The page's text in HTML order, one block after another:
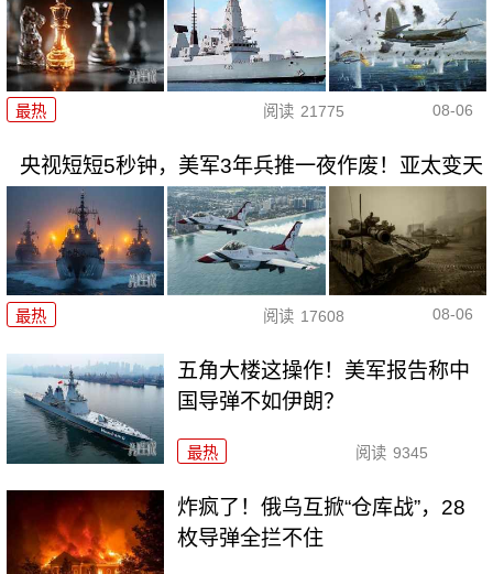
最热 阅读 21775 08-06
央视短短5秒钟，美军3年兵推一夜作废！亚太变天
最热 阅读 17608 08-06
五角大楼这操作！美军报告称中
国导弹不如伊朗？
最热 阅读 9345
炸疯了！俄乌互掀“仓库战”，28
枚导弹全拦不住